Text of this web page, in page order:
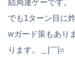
結局運ゲーです。
でも1ターン目に
wガード策もあり
ります。＿|￣|○